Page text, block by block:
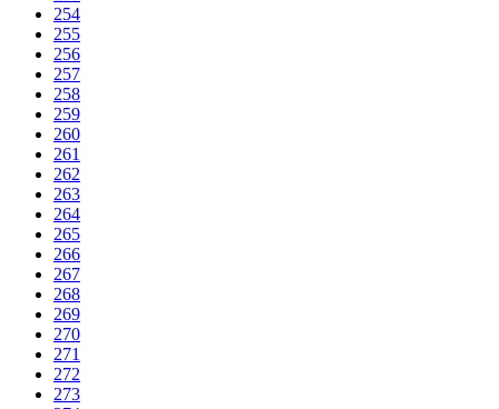
254
255
256
257
258
259
260
261
262
263
264
265
266
267
268
269
270
271
272
273